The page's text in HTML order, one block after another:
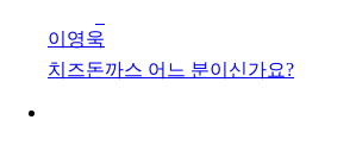
이영욱
치즈돈까스 어느 분이신가요?